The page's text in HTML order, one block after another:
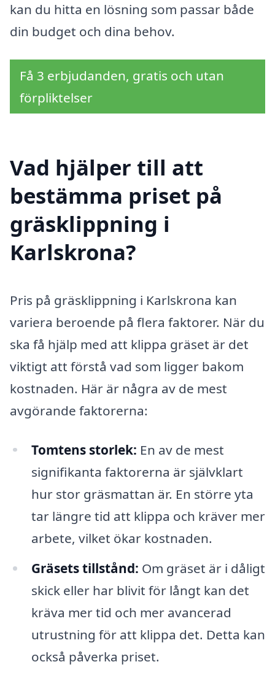
kan du hitta en lösning som passar både
din budget och dina behov.
Få 3 erbjudanden, gratis och utan
förpliktelser
Vad hjälper till att
bestämma priset på
gräsklippning i
Karlskrona?
Pris på gräsklippning i Karlskrona kan
variera beroende på flera faktorer. När du
ska få hjälp med att klippa gräset är det
viktigt att förstå vad som ligger bakom
kostnaden. Här är några av de mest
avgörande faktorerna:
Tomtens storlek: En av de mest
signifikanta faktorerna är självklart
hur stor gräsmattan är. En större yta
tar längre tid att klippa och kräver mer
arbete, vilket ökar kostnaden.
Gräsets tillstånd: Om gräset är i dåligt
skick eller har blivit för långt kan det
kräva mer tid och mer avancerad
utrustning för att klippa det. Detta kan
också påverka priset.